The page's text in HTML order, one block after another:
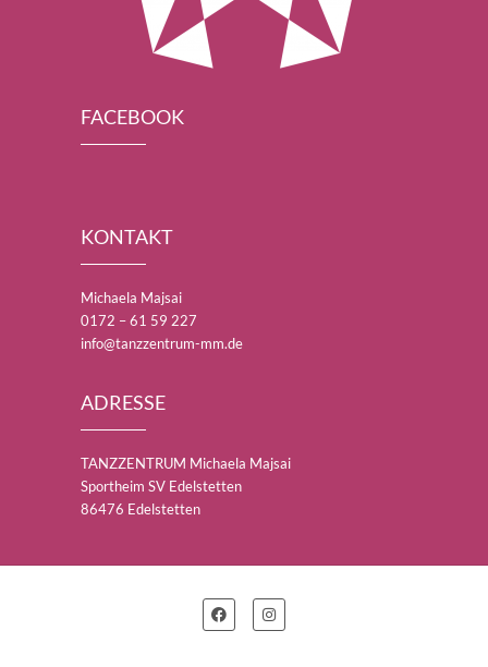
FACEBOOK
KONTAKT
Michaela Majsai
0172 – 61 59 227
info@tanzzentrum-mm.de
ADRESSE
TANZZENTRUM Michaela Majsai
Sportheim SV Edelstetten
86476 Edelstetten